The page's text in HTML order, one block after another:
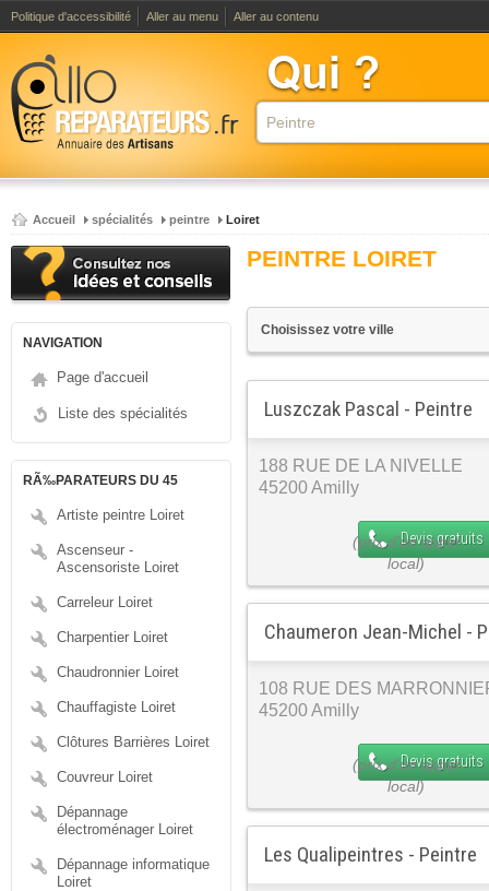
Politique d'accessibilité Aller au menu Aller au contenu
Accueil spécialités peintre Loiret
NAVIGATION
Page d'accueil
Liste des spécialités
RÃ‰PARATEURS DU 45
Artiste peintre Loiret
Ascenseur -
Ascensoriste Loiret
Carreleur Loiret
Charpentier Loiret
Chaudronnier Loiret
Chauffagiste Loiret
Clôtures Barrières Loiret
Couvreur Loiret
Dépannage
électroménager Loiret
Dépannage informatique
Loiret
PEINTRE LOIRET
Luszczak Pascal - Peintre
188 RUE DE LA NIVELLE
45200 Amilly
Devis gratuits
Chaumeron Jean-Michel -
108 RUE DES
45200 Amilly
Devis gratuits
Les Qualipeintres - Peintre